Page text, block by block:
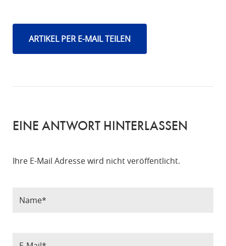
ARTIKEL PER E-MAIL TEILEN
EINE ANTWORT HINTERLASSEN
Ihre E-Mail Adresse wird nicht veröffentlicht.